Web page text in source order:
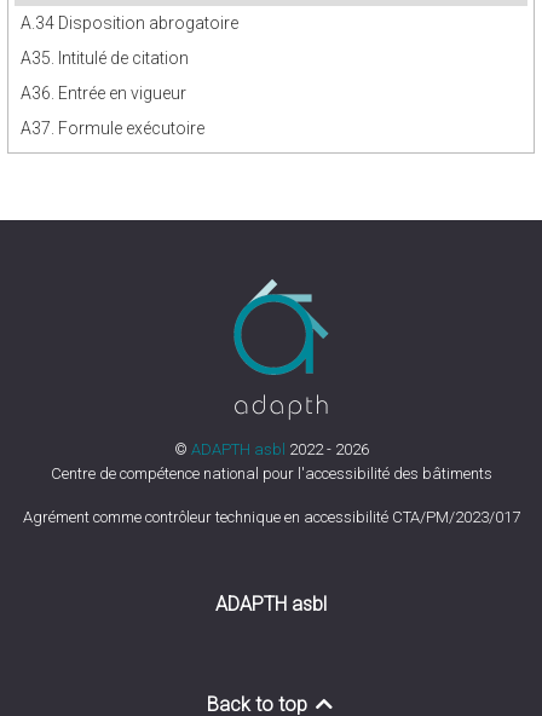
A.34 Disposition abrogatoire
A35. Intitulé de citation
A36. Entrée en vigueur
A37. Formule exécutoire
© ADAPTH asbl 2022 - 2026
Centre de compétence national pour l'accessibilité des bâtiments
Agrément comme contrôleur technique en accessibilité CTA/PM/2023/017
ADAPTH asbl
Back to top